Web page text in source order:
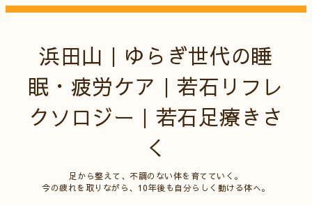
浜田山｜ゆらぎ世代の睡
眠・疲労ケア｜若石リフレ
クソロジー｜若石足療きさ
く
足から整えて、不調のない体を育てていく。
今の疲れを取りながら、10年後も自分らしく動ける体へ。